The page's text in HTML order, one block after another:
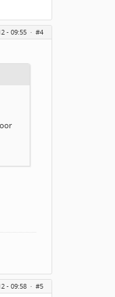
- 09:55 · #4
- 09:58 · #5